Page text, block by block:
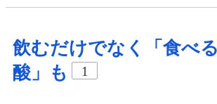
飲むだけでなく「食べ
酸」も
1